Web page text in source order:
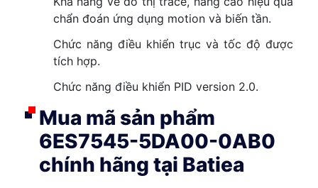
chẩn đoán ứng dụng motion và biến tần.
Chức năng điều khiển trục và tốc độ được
tích hợp.
Chức năng điều khiển PID version 2.0.
Mua mã sản phẩm
6ES7545-5DA00-0AB0
chính hãng tại Batiea